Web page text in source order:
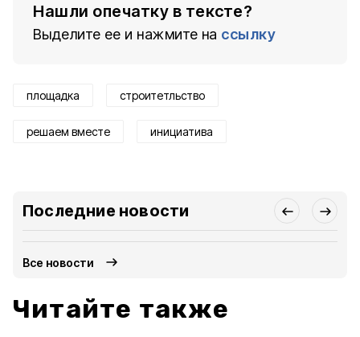
Нашли опечатку в тексте?
Выделите ее и нажмите на ссылку
площадка строитетльство
решаем вместе инициатива
Последние новости
Все новости
Читайте также